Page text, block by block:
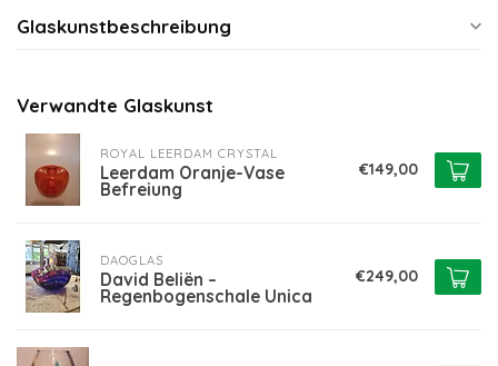
Glaskunstbeschreibung
Verwandte Glaskunst
ROYAL LEERDAM CRYSTAL
Leerdam Oranje-Vase
Befreiung
€149,00
DAOGLAS
David Beliën –
Regenbogenschale Unica
€249,00